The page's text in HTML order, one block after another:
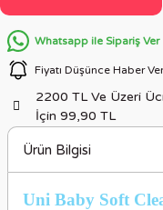
Whatsapp ile Sipariş Ver
Fiyatı Düşünce Haber Ver
2200 TL Ve Üzeri
İçin 99,90 TL
Ürün Bilgisi
Uni Baby Soft